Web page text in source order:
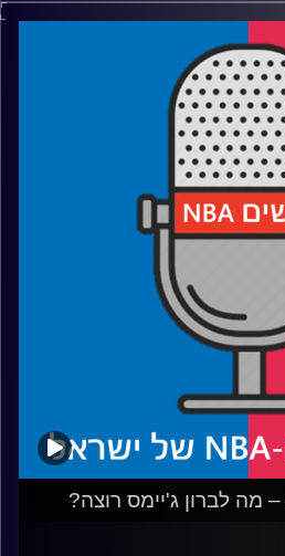
קול האוניברסיטה.
את בית גיל הזהב, בלייקרס מחפשים